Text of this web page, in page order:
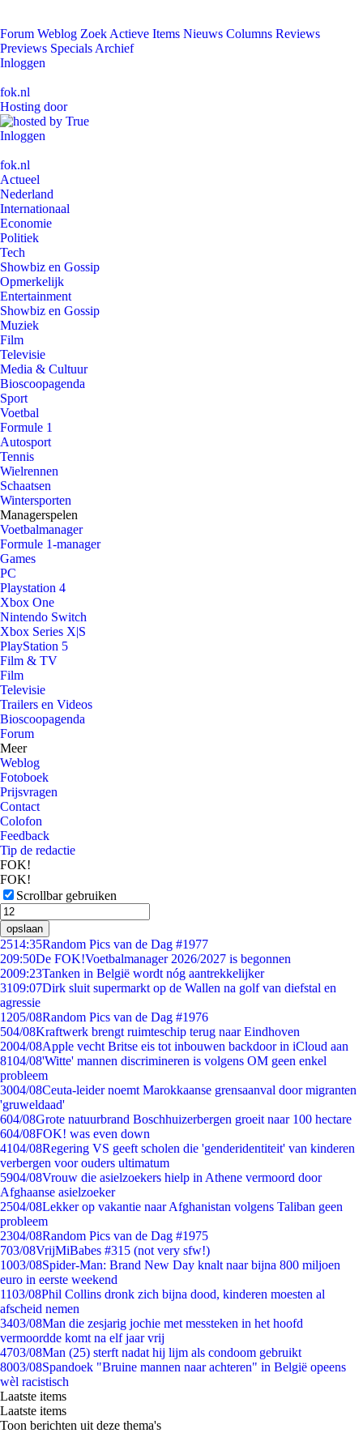
Forum Weblog Zoek Actieve Items Nieuws Columns Reviews
Previews Specials Archief
Inloggen
fok.nl
Hosting door
Inloggen
fok.nl
Actueel
Nederland
Internationaal
Economie
Politiek
Tech
Showbiz en Gossip
Opmerkelijk
Entertainment
Showbiz en Gossip
Muziek
Film
Televisie
Media & Cultuur
Bioscoopagenda
Sport
Voetbal
Formule 1
Autosport
Tennis
Wielrennen
Schaatsen
Wintersporten
Managerspelen
Voetbalmanager
Formule 1-manager
Games
PC
Playstation 4
Xbox One
Nintendo Switch
Xbox Series X|S
PlayStation 5
Film & TV
Film
Televisie
Trailers en Videos
Bioscoopagenda
Forum
Meer
Weblog
Fotoboek
Prijsvragen
Contact
Colofon
Feedback
Tip de redactie
FOK!
FOK!
Scrollbar gebruiken
opslaan
2514:35Random Pics van de Dag #1977
209:50De FOK!Voetbalmanager 2026/2027 is begonnen
2009:23Tanken in België wordt nóg aantrekkelijker
3109:07Dirk sluit supermarkt op de Wallen na golf van diefstal en
agressie
1205/08Random Pics van de Dag #1976
504/08Kraftwerk brengt ruimteschip terug naar Eindhoven
2004/08Apple vecht Britse eis tot inbouwen backdoor in iCloud aan
8104/08'Witte' mannen discrimineren is volgens OM geen enkel
probleem
3004/08Ceuta-leider noemt Marokkaanse grensaanval door migranten
'gruweldaad'
604/08Grote natuurbrand Boschhuizerbergen groeit naar 100 hectare
604/08FOK! was even down
4104/08Regering VS geeft scholen die 'genderidentiteit' van kinderen
verbergen voor ouders ultimatum
5904/08Vrouw die asielzoekers hielp in Athene vermoord door
Afghaanse asielzoeker
2504/08Lekker op vakantie naar Afghanistan volgens Taliban geen
probleem
2304/08Random Pics van de Dag #1975
703/08VrijMiBabes #315 (not very sfw!)
1003/08Spider-Man: Brand New Day knalt naar bijna 800 miljoen
euro in eerste weekend
1103/08Phil Collins dronk zich bijna dood, kinderen moesten al
afscheid nemen
3403/08Man die zesjarig jochie met messteken in het hoofd
vermoordde komt na elf jaar vrij
4703/08Man (25) sterft nadat hij lijm als condoom gebruikt
8003/08Spandoek "Bruine mannen naar achteren" in België opeens
wèl racistisch
Laatste items
Laatste items
Toon berichten uit deze thema's